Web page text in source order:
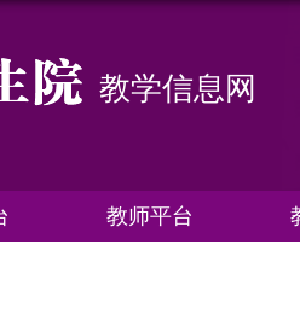
教学信息网
教师平台